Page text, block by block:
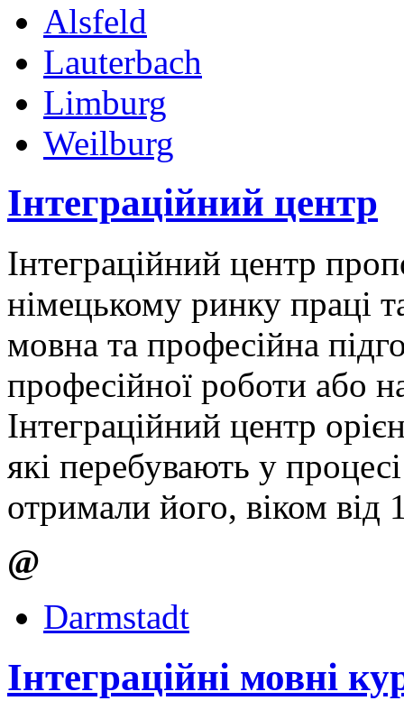
Alsfeld
Lauterbach
Limburg
Weilburg
Інтеграційний центр
Інтеграційний центр
німецькому ринку праці
мовна та професійна
професійної роботи або
Інтеграційний центр
які перебувають у
отримали його, віком від
@
Darmstadt
Інтеграційні мовні